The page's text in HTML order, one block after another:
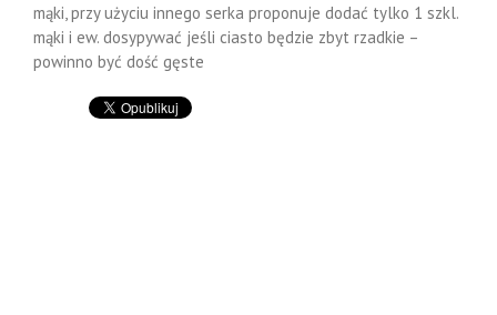
mąki, przy użyciu innego serka proponuje dodać tylko 1 szkl.
mąki i ew. dosypywać jeśli ciasto będzie zbyt rzadkie –
powinno być dość gęste